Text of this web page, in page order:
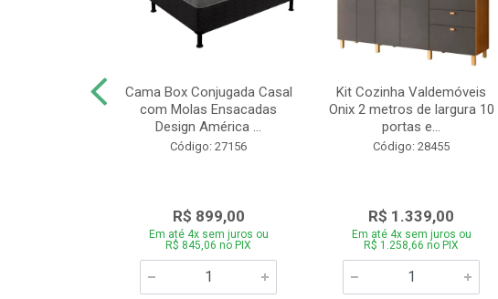
Cama Box Conjugada Casal
com Molas Ensacadas
Design América ...
Código: 27156
R$ 899,00
Em até 4x sem juros ou
R$ 845,06 no PIX
Kit Cozinha Valdemóveis
Onix 2 metros de largura 10
portas e...
Código: 28455
R$ 1.339,00
Em até 4x sem juros ou
R$ 1.258,66 no PIX